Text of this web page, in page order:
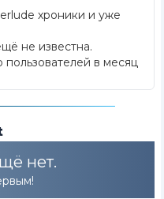
хроники и уже
не известна.
в месяц
нет.